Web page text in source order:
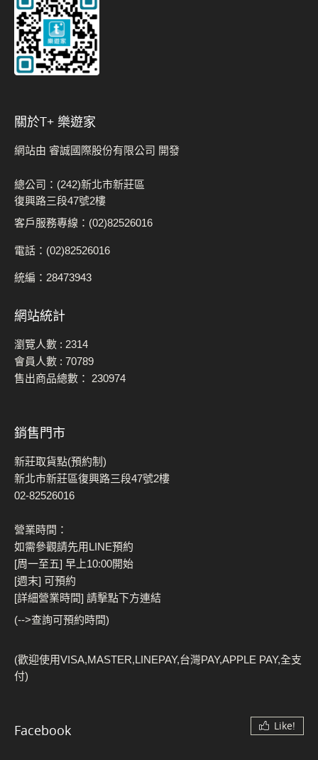
關於t+ 樂遊家
網站由 睿誠國際股份有限公司 開發
總公司：(242)新北市新莊區
復興路三段47號2樓
客戶服務專線：(02)82526016
電話：(02)82526016
統編：28473943
網站統計
瀏覽人數 : 2314
會員人數 : 70789
售出商品總數： 230974
銷售門市
新莊取貨點(預約制)
新北市新莊區復興路三段47號2樓
02-82526016
營業時間：
如需參觀請先用LINE預約
[周一至五] 早上10:00開始
[週末] 可預約
[詳細營業時間] 請擊點下方連結
(-->查詢可預約時間)
(歡迎使用VISA,MASTER,LINEPAY,台灣PAY,APPLE PAY,全支
付)
Facebook Like!